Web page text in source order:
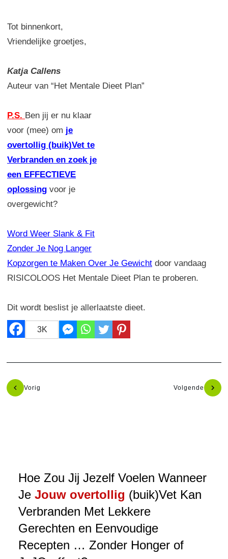
Tot binnenkort,
Vriendelijke groetjes,
Katja Callens
Auteur van “Het Mentale Dieet Plan”
P.S. Ben jij er nu klaar
voor (mee) om je
overtollig (buik)Vet te
Verbranden en zoek je
een EFFECTIEVE
oplossing voor je
overgewicht?
Word Weer Slank & Fit
Zonder Je Nog Langer
Kopzorgen te Maken Over Je Gewicht door vandaag
RISICOLOOS Het Mentale Dieet Plan te proberen.
Dit wordt beslist je allerlaatste dieet.
3K
Vorig Volgende
Hoe Zou Jij Jezelf Voelen Wanneer
Je Jouw overtollig (buik)Vet Kan
Verbranden Met Lekkere
Gerechten en Eenvoudige
Recepten … Zonder Honger of